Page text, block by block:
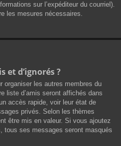
sur l’expéditeur du courriel).
les mesures nécessaires.
et d’ignorés ?
organiser les autres membres du
liste d’amis seront affichés dans
accès rapide, voir leur état de
privés. Selon les thèmes
être mis en valeur. Si vous ajoutez
tous ses messages seront masqués